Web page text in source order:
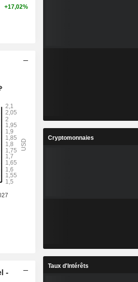
+17,02%
-
Cryptomonnaies
Taux d'Intérêts